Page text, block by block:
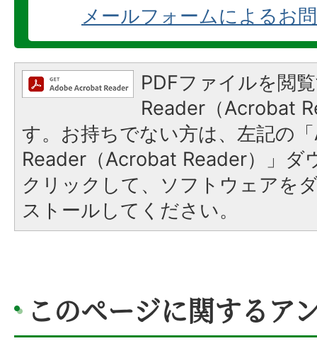
メールフォームによるお
PDFファイルを閲
Reader（Acrobat
す。お持ちでない方は、左記の
Reader（Acrobat Reader）」ダ
クリックして、ソフトウェアを
ストールしてください。
このページに関するア